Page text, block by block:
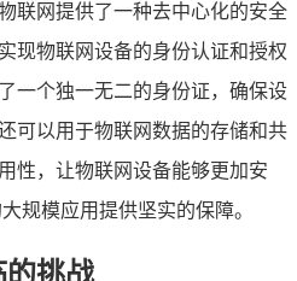
联网提供了一种去中心化的安全
现物联网设备的身份认证和授权
一个独一无二的身份证，确保设
可以用于物联网数据的存储和共
性，让物联网设备能够更加安
规模应用提供坚实的保障。
的挑战